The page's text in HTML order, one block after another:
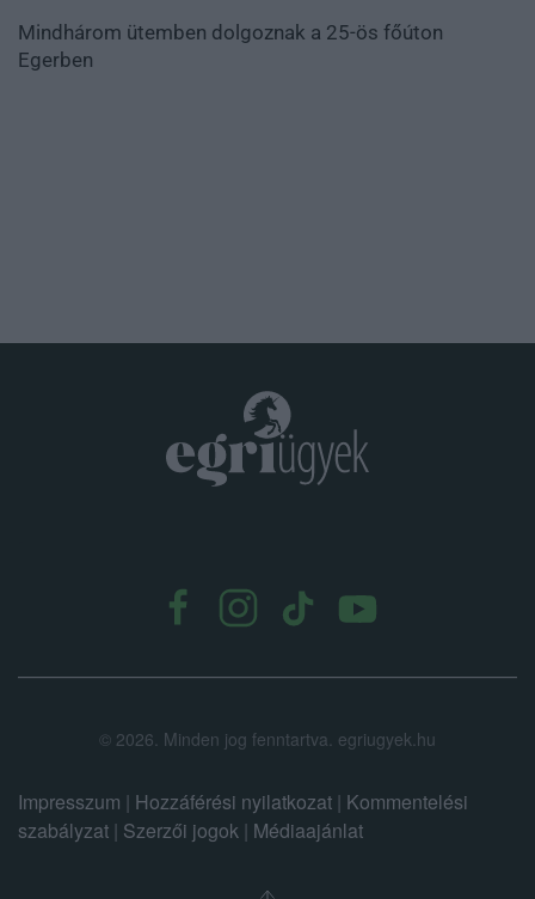
Mindhárom ütemben dolgoznak a 25-ös főúton
Egerben
© 2026. Minden jog fenntartva. egriugyek.hu
Impresszum | Hozzáférési nyilatkozat | Kommentelési
szabályzat | Szerzői jogok | Médiaajánlat